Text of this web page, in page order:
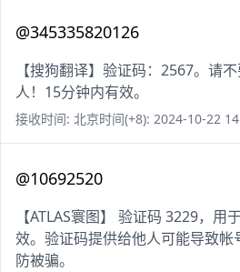
@345335820126
【搜狗翻译】验证码：2567。请
人！15分钟内有效。
接收时间: 北京时间(+8): 2024-10-22
@10692520
【ATLAS寰图】 验证码 3229，用
效。验证码提供给他人可能导致
防被骗。